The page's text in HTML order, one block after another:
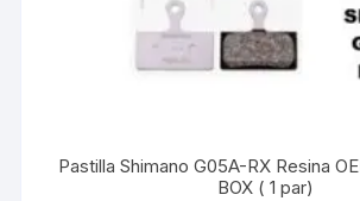
Pastilla Shimano G05A-RX Resina
BOX ( 1 par)